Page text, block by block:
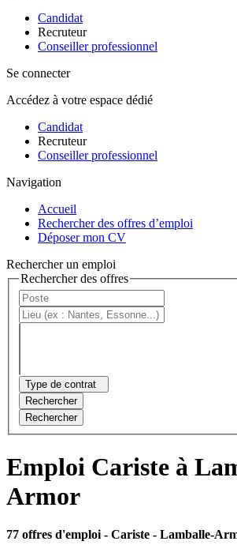
Candidat
Recruteur
Conseiller professionnel
Se connecter
Accédez à votre espace dédié
Candidat
Recruteur
Conseiller professionnel
Navigation
Accueil
Rechercher des offres d’emploi
Déposer mon CV
Rechercher un emploi
Rechercher des offres
Type de contrat
Rechercher
Rechercher
Emploi Cariste à
Armor
77 offres d'emploi - Cariste - Lamballe-